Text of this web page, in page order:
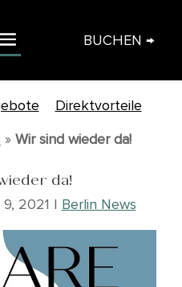
BUCHEN →
Direktvorteile
» Wir sind wieder da!
da!
2021 | Berlin News